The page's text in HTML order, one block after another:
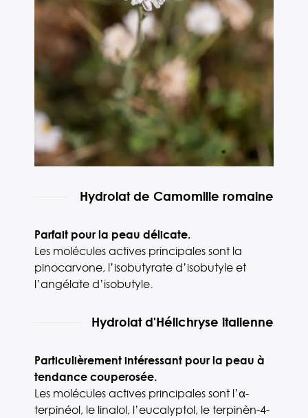
Hydrolat de Camomille romaine
Parfait pour la peau délicate.
Les molécules actives principales sont la
pinocarvone, l’isobutyrate d’isobutyle et
l’angélate d’isobutyle.
Hydrolat d'Hélichryse italienne
Particulièrement intéressant pour la peau à
tendance couperosée.
Les molécules actives principales sont l’α-
terpinéol, le linalol, l’eucalyptol, le terpinèn-4-